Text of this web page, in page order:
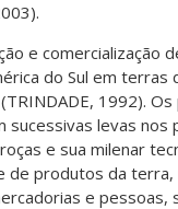
e comercialização
do Sul em terras
1992).
levas nos
e sua milenar
produtos da terra,
e pessoas,